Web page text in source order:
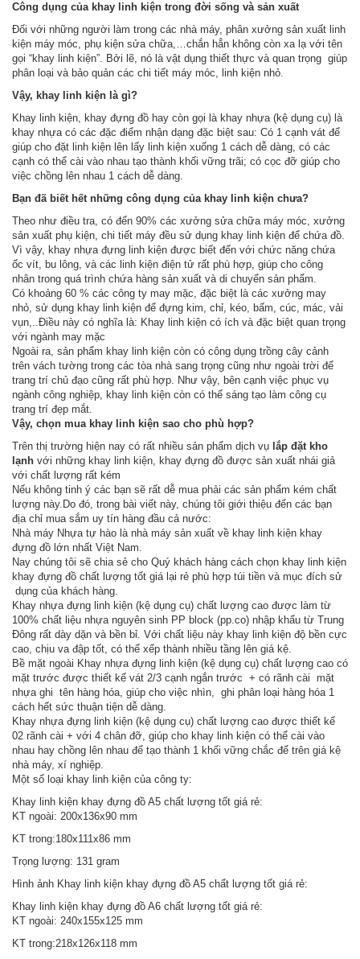
Công dụng của khay linh kiện trong đời sống và sản xuất
Đối với những người làm trong các nhà máy, phân xưởng sản xuất linh
kiện máy móc, phụ kiện sửa chữa,…chắn hẳn không còn xa lạ với tên
gọi “khay linh kiện”. Bởi lẽ, nó là vật dụng thiết thực và quan trọng giúp
phân loại và bảo quản các chi tiết máy móc, linh kiện nhỏ.
Vậy, khay linh kiện là gì?
Khay linh kiện, khay đựng đồ hay còn gọi là khay nhựa (kệ dụng cụ) là
khay nhựa có các đặc điểm nhận dạng đặc biệt sau: Có 1 cạnh vát để
giúp cho đặt linh kiện lên lấy linh kiện xuống 1 cách dễ dàng, có các
cạnh có thể cài vào nhau tạo thành khối vững trãi; có cọc đỡ giúp cho
việc chồng lên nhau 1 cách dễ dàng.
Bạn đã biết hết những công dụng của khay linh kiện chưa?
Theo như điều tra, có đến 90% các xưởng sửa chữa máy móc, xưởng
sản xuất phụ kiện, chi tiết máy đều sử dụng khay linh kiện để chứa đồ.
Vì vậy, khay nhựa đựng linh kiện được biết đến với chức năng chứa
ốc vít, bu lông, và các linh kiện điện tử rất phù hợp, giúp cho công
nhân trong quá trình chứa hàng sản xuất và di chuyển sản phẩm.
Có khoảng 60 % các công ty may mặc, đặc biệt là các xưởng may
nhỏ, sử dụng khay linh kiện để đựng kim, chỉ, kéo, bấm, cúc, mác, vải
vụn,..Điều này có nghĩa là: Khay linh kiện có ích và đặc biệt quan trọng
với ngành may mặc
Ngoài ra, sản phẩm khay linh kiện còn có công dụng trồng cây cảnh
trên vách tường trong các tòa nhà sang trọng cũng như ngoài trời để
trang trí chủ đạo cũng rất phù hợp. Như vậy, bên cạnh việc phục vụ
ngành công nghiệp, khay linh kiện còn có thể sáng tạo làm công cụ
trang trí đẹp mắt.
Vậy, chọn mua khay linh kiện sao cho phù hợp?
Trên thị trường hiện nay có rất nhiều sản phẩm dịch vụ lắp đặt kho
lạnh với những khay linh kiện, khay đựng đồ được sản xuất nhái giả
với chất lượng rất kém
Nếu không tinh ý các bạn sẽ rất dễ mua phải các sản phẩm kém chất
lượng này.Do đó, trong bài viết này, chúng tôi giới thiệu đến các bạn
địa chỉ mua sắm uy tín hàng đầu cả nước:
Nhà máy Nhựa tự hào là nhà máy sản xuất về khay linh kiện khay
đựng đồ lớn nhất Việt Nam.
Nay chúng tôi sẽ chia sẻ cho Quý khách hàng cách chọn khay linh kiện
khay đựng đồ chất lượng tốt giá lại rẻ phù hợp túi tiền và mục đích sử
dụng của khách hàng.
Khay nhựa đựng linh kiện (kệ dụng cụ) chất lượng cao được làm từ
100% chất liệu nhựa nguyên sinh PP block (pp.co) nhập khẩu từ Trung
Đông rất dày dặn và bền bỉ. Với chất liệu này khay linh kiện độ bền cực
cao, chịu va đập tốt, có thể xếp thành nhiều tầng lên giá kệ.
Bề mặt ngoài Khay nhựa đựng linh kiện (kệ dụng cụ) chất lượng cao có
mặt trước được thiết kế vát 2/3 cạnh ngắn trước + có rãnh cài mặt
nhựa ghi tên hàng hóa, giúp cho việc nhìn, ghi phân loại hàng hóa 1
cách hết sức thuận tiện dễ dàng.
Khay nhựa đựng linh kiện (kệ dụng cụ) chất lượng cao được thiết kế
02 rãnh cài + với 4 chân đỡ, giúp cho khay linh kiện có thể cài vào
nhau hay chồng lên nhau để tạo thành 1 khối vững chắc để trên giá kệ
nhà máy, xí nghiệp.
Một số loại khay linh kiện của công ty:
Khay linh kiện khay đựng đồ A5 chất lượng tốt giá rẻ:
KT ngoài: 200x136x90 mm
KT trong:180x111x86 mm
Trọng lượng: 131 gram
Hình ảnh Khay linh kiện khay đựng đồ A5 chất lượng tốt giá rẻ:
Khay linh kiện khay đựng đồ A6 chất lượng tốt giá rẻ:
KT ngoài: 240x155x125 mm
KT trong:218x126x118 mm